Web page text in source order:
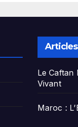
Le Caftan
Vivant
Maroc :